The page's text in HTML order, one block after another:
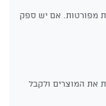
מפורטות. אם יש ספק
את המוצרים ולקבל